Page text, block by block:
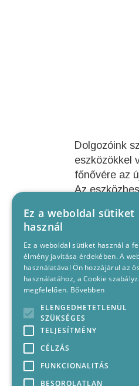
Dolgozóink
eszközökkel
főnővére az
Az
európai
KORÁBBI
Ez a weboldal sütiket
használ
Ez a weboldal sütiket használ a
élmény javítása érdekében. A
használatával Ön hozzájárul az
használatához, a Cookie
megfelelően. Bővebben
ELENGEDHETETLENÜL
SZÜKSÉGES
TELJESÍTMÉNY
CÉLZÁS
FUNKCIONALITÁS
BESOROLATLAN